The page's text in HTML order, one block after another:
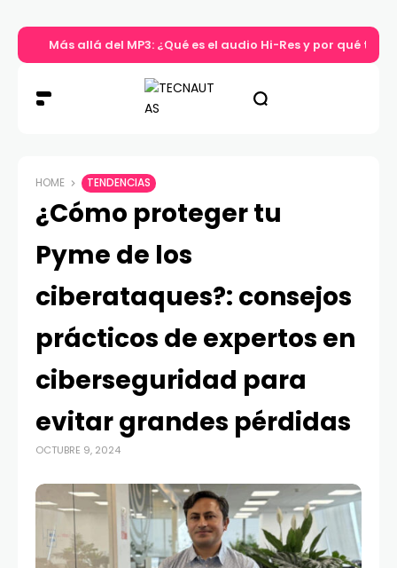
Más allá del MP3: ¿Qué es el audio Hi-Res y por qué tu
HOME TENDENCIAS
¿Cómo proteger tu
Pyme de los
ciberataques?: consejos
prácticos de expertos en
ciberseguridad para
evitar grandes pérdidas
OCTUBRE 9, 2024